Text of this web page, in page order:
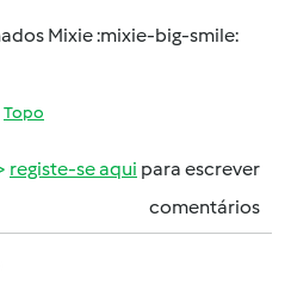
Mixie :mixie-big-smile:
Topo
registe-se aqui para escrever
comentários